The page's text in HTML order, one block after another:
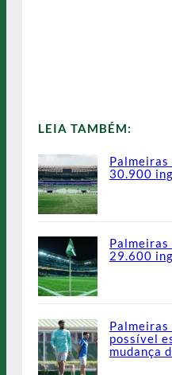
LEIA TAMBÉM:
30.900
29.600
possível
mudança